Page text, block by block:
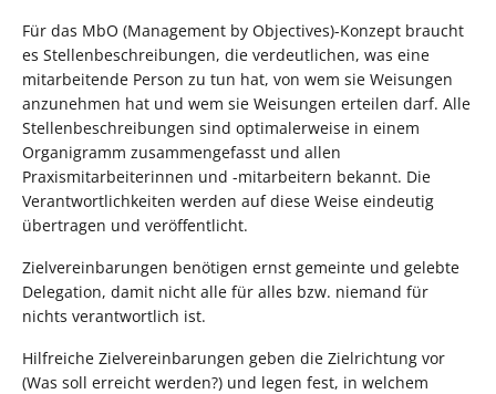
Für das MbO (Management by Objectives)-Konzept braucht
es Stellenbeschreibungen, die verdeutlichen, was eine
mitarbeitende Person zu tun hat, von wem sie Weisungen
anzunehmen hat und wem sie Weisungen erteilen darf. Alle
Stellenbeschreibungen sind optimalerweise in einem
Organigramm zusammengefasst und allen
Praxismitarbeiterinnen und -mitarbeitern bekannt. Die
Verantwortlichkeiten werden auf diese Weise eindeutig
übertragen und veröffentlicht.
Zielvereinbarungen benötigen ernst gemeinte und gelebte
Delegation, damit nicht alle für alles bzw. niemand für
nichts verantwortlich ist.
Hilfreiche Zielvereinbarungen geben die Zielrichtung vor
(Was soll erreicht werden?) und legen fest, in welchem